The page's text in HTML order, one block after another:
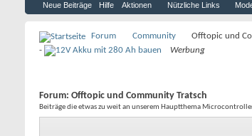
Neue Beiträge Hilfe Aktionen Nützliche Links
Forum Community
Offtopic und
-
Werbung
Forum: Offtopic und Community Tratsch
Beiträge die etwas zu weit an unserem Hauptthema